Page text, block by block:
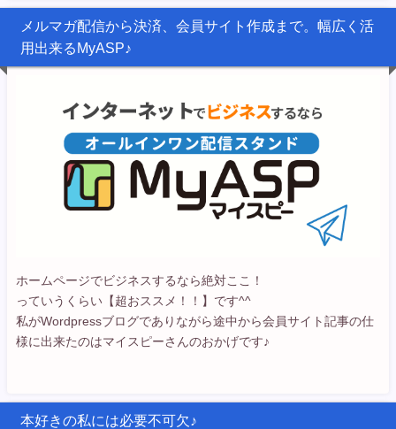
メルマガ配信から決済、会員サイト作成まで。幅広く活
用出来るMyASP♪
ホームページでビジネスするなら絶対ここ！
っていうくらい【超おススメ！！】です^^
私がWordpressブログでありながら途中から会員サイト記事の仕
様に出来たのはマイスピーさんのおかげです♪
本好きの私には必要不可欠♪